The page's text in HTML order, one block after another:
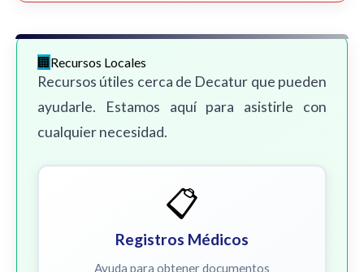
Recursos Locales
Recursos útiles cerca de Decatur que pueden
ayudarle. Estamos aquí para asistirle con
cualquier necesidad.
📋
Registros Médicos
Ayuda para obtener documentos